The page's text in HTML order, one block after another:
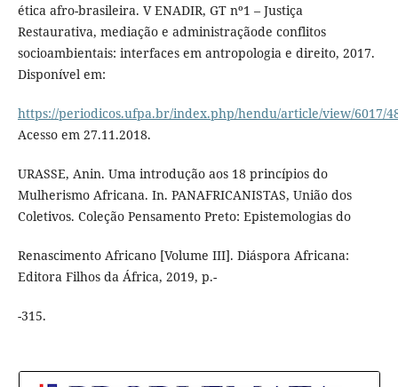
ética afro-brasileira. V ENADIR, GT nº1 – Justiça
Restaurativa, mediação e administraçãode conflitos
socioambientais: interfaces em antropologia e direito, 2017.
Disponível em:
https://periodicos.ufpa.br/index.php/hendu/article/view/6017/
Acesso em 27.11.2018.
URASSE, Anin. Uma introdução aos 18 princípios do
Mulherismo Africana. In. PANAFRICANISTAS, União dos
Coletivos. Coleção Pensamento Preto: Epistemologias do
Renascimento Africano [Volume III]. Diáspora Africana:
Editora Filhos da África, 2019, p.-
-315.